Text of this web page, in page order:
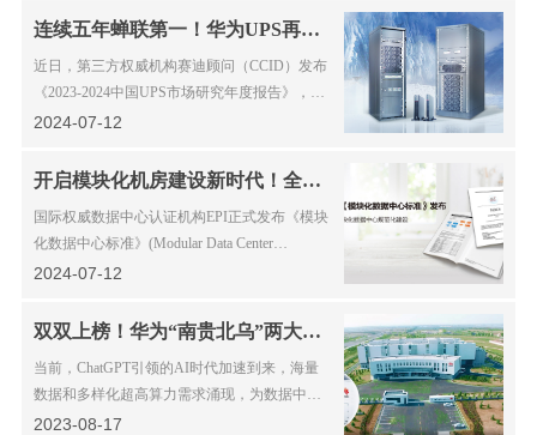
连续五年蝉联第一！华为UPS再次登顶中国UPS整体市场份额第一
近日，第三方权威机构赛迪顾问（CCID）发布
《2023-2024中国UPS市场研究年度报告》，报
告显示，2023年华为UPS再次登顶中国UPS整
2024-07-12
开启模块化机房建设新时代！全球《模块化数据中心标准》正式发布
国际权威数据中心认证机构EPI正式发布《模块
化数据中心标准》(Modular Data Center
Standard，以下简称“MDCS”)。 《MDCS》是
2024-07-12
双双上榜！华为“南贵北乌”两大数据中心再次获评“国家绿色数据中心”
当前，ChatGPT引领的AI时代加速到来，海量
数据和多样化超高算力需求涌现，为数据中心
带来庞大建设需求。作为“能耗大户”，数据中
2023-08-17